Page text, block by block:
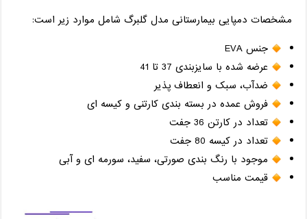
مشخصات دمپایی بیمارستانی مدل گلبرگ شامل موارد زیر است:
جنس EVA
عرضه شده با سایز‌بندی 37 تا 41
ضدآب، سبک و انعطاف پذیر
فروش عمده در بسته بندی کارتنی و کیسه ای
تعداد در کارتن 36 جفت
تعداد در کیسه 80 جفت
موجود با رنگ بندی صورتی، سفید، سورمه ای و آبی
قیمت مناسب